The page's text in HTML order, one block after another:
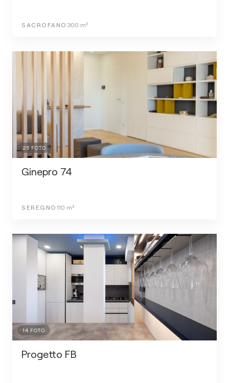
SACROFANO 300 m²
25FOTO
Ginepro 74
SEREGNO 110 m²
14 FOTO
Progetto FB